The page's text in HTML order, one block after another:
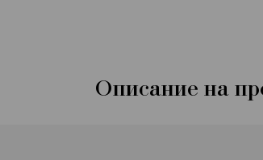
Описание на